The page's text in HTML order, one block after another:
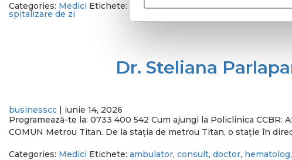
Categories: Medici Etichete: ambulator,diana nicoara,doctor,
spitalizare de zi
Dr. Steliana
businesscc | iunie 14, 2026
Programează-te la: 0733 400 542 Cum ajungi la Policlinica CCBR:
COMUN Metrou Titan. De la stația de metrou Titan, o stație în
Categories: Medici Etichete: ambulator, consult, doctor, hematolog,